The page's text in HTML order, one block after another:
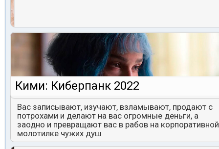
Кими: Киберпанк 2022
Вас записывают, изучают, взламывают, продают с
потрохами и делают на вас огромные деньги, а
заодно и превращают вас в рабов на корпоративной
молотилке чужих душ